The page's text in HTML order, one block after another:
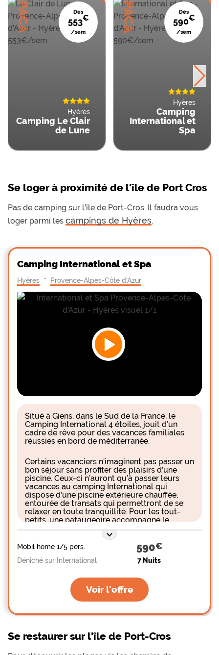
PACA Dès
553€
/sem
Hyères
Camping Le Clair
de Lune
PACA Dès
590€
/sem
Hyères
Camping
International et
Spa
Se loger à proximité de l'île de Port Cros
Pas de camping sur l'île de Port-Cros. Il faudra vous
loger parmi les campings de Hyères.
Camping International et Spa
Hyères - Provence-Alpes-Côte d'Azur
Situé à Giens, dans le Sud de la France, le
Camping International 4 étoiles, jouit d’un
cadre de rêve pour des vacances familiales
réussies en bord de méditerranée.
Certains vacanciers n’imaginent pas passer un
bon séjour sans profiter des plaisirs d’une
piscine. Ceux-ci n’auront qu’à passer leurs
vacances au camping International qui
dispose d’une piscine extérieure chauffée,
entourée de transats qui permettront de se
relaxer en toute tranquillité. Pour les tout-
petits, une pataugeoire accompagne le
bassin principal. Une salle de fitness
permettra à celles et ceux qui souhaitent
garder la forme de faire leurs exercices
quotidiens. Ceux qui veulent s’échanger
quelques balles ne manqueront pas de
Les vacanciers pourront rejoindre la plage de
l’Almanarre qui se trouve aux pieds du
camping et qui offre 4 kilomètres de sable où
de leur séjour sur la Presqu’île de Glens pour
littoral. Certains voudront faire de l’équitation
Mobil home 1/5 pers.
Déniché sur International
590
7 Nuits
Voir l'offre
Se restaurer sur l'île de Port-Cros